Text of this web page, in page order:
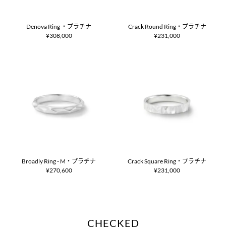
Denova Ring ・プラチナ
¥308,000
Crack Round Ring・プラチナ
¥231,000
Broadly Ring - M・プラチナ
¥270,600
Crack Square Ring・プラチナ
¥231,000
CHECKED